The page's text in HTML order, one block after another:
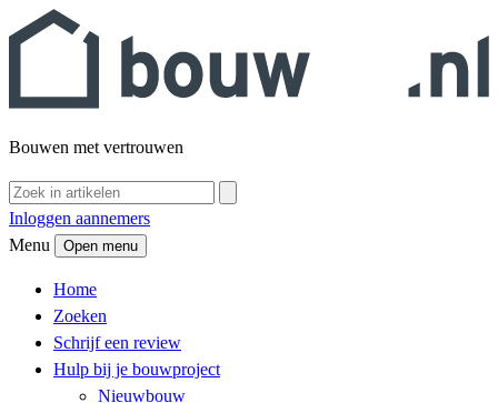
Bouwen met vertrouwen
Inloggen aannemers
Menu
Open menu
Home
Zoeken
Schrijf een review
Hulp bij je bouwproject
Nieuwbouw